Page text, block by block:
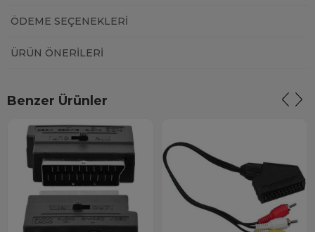
ÖDEME SEÇENEKLERI
ÜRÜN ÖNERILERI
Benzer Ürünler